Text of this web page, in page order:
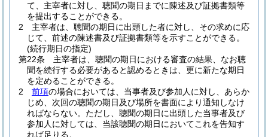
て、主宰者に対し、聴聞の期日までに陳述及び証拠書類等
を提出することができる。
2
主宰者は、聴聞の期日に出頭した者に対し、その求めに応
じて、前述の陳述書及び証拠書類等を示すことができる。
(続行期日の指定)
第22条
主宰者は、聴聞の期日における審査の結果、なお聴
聞を続行する必要があると認めるときは、更に新たな期日
を定めることができる。
2
前項の場合においては、当事者及び参加人に対し、あらか
じめ、次回の聴聞の期日及び場所を書面により通知しなけ
ればならない。 ただし、聴聞の期日に出頭した当事者及び
参加人に対しては、当該聴聞の期日においてこれを告知す
れば足りる。